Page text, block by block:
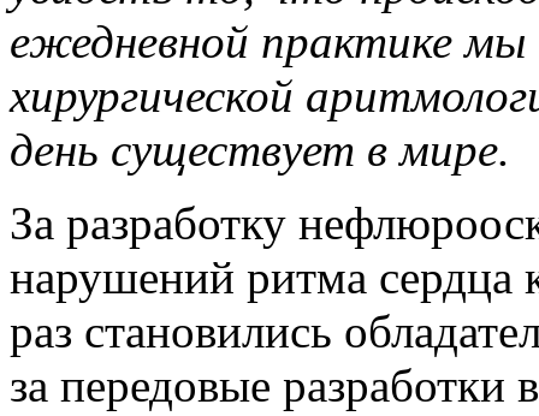
ежедневной практике мы
хирургической
день существует в мире.
За разработку
нарушений ритма сердца
раз становились
за передовые